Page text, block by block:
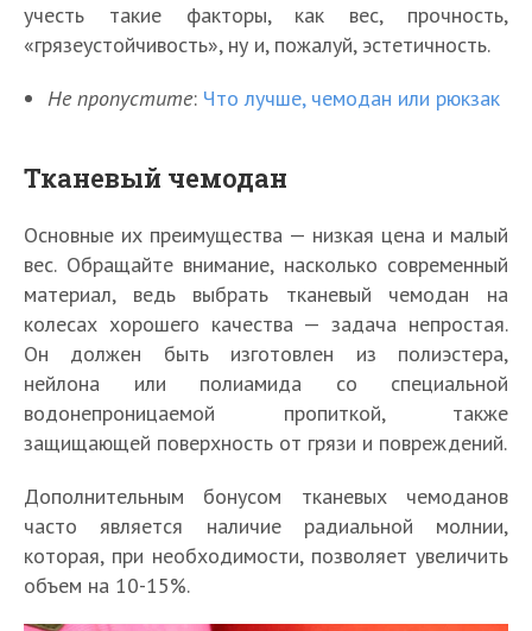
учесть такие факторы, как вес, прочность,
«грязеустойчивость», ну и, пожалуй, эстетичность.
Не пропустите: Что лучше, чемодан или рюкзак
Тканевый чемодан
Основные их преимущества — низкая цена и малый
вес. Обращайте внимание, насколько современный
материал, ведь выбрать тканевый чемодан на
колесах хорошего качества — задача непростая.
Он должен быть изготовлен из полиэстера,
нейлона или полиамида со специальной
водонепроницаемой пропиткой, также
защищающей поверхность от грязи и повреждений.
Дополнительным бонусом тканевых чемоданов
часто является наличие радиальной молнии,
которая, при необходимости, позволяет увеличить
объем на 10-15%.